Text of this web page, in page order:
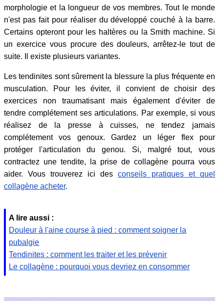
morphologie et la longueur de vos membres. Tout le monde
n'est pas fait pour réaliser du développé couché à la barre.
Certains opteront pour les haltères ou la Smith machine. Si
un exercice vous procure des douleurs, arrêtez-le tout de
suite. Il existe plusieurs variantes.
Les tendinites sont sûrement la blessure la plus fréquente en
musculation. Pour les éviter, il convient de choisir des
exercices non traumatisant mais également d'éviter de
tendre complétement ses articulations. Par exemple, si vous
réalisez de la presse à cuisses, ne tendez jamais
complétement vos genoux. Gardez un léger flex pour
protéger l'articulation du genou. Si, malgré tout, vous
contractez une tendite, la prise de collagène pourra vous
aider. Vous trouverez ici des conseils pratiques et quel
collagène acheter.
A lire aussi :
Douleur à l'aine course à pied : comment soigner la
pubalgie
Tendinites : comment les traiter et les prévenir
Le collagène : pourquoi vous devriez en consommer